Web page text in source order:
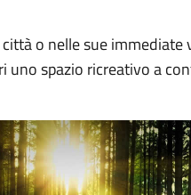
o nelle sue immediate
spazio ricreativo a